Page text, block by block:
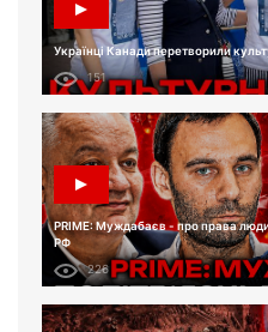
Українці Канади перетворили
151
PRIME: Муждабаєв - про права
РФ
226